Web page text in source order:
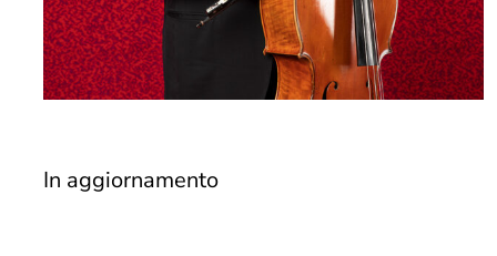
In aggiornamento